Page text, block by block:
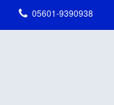
05601-9390938